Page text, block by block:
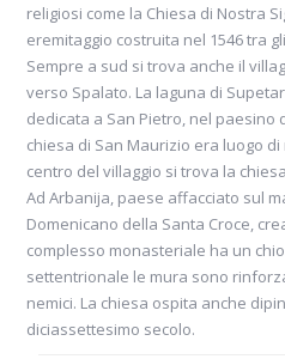
religiosi come la Chiesa di Nostra
eremitaggio costruita nel 1546 tra
Sempre a sud si trova anche il
verso Spalato. La laguna di
dedicata a San Pietro, nel paesino
chiesa di San Maurizio era luogo
centro del villaggio si trova la
Ad Arbanija, paese affacciato sul
Domenicano della Santa Croce,
complesso monasteriale ha un
settentrionale le mura sono
nemici. La chiesa ospita anche
diciassettesimo secolo.